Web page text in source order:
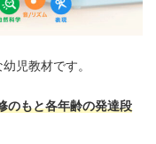
児教材です。
のもと各年齢の発達段